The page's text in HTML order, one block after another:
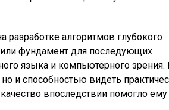
разработке алгоритмов глубокого
фундамент для последующих
языка и компьютерного зрения.
и способностью видеть
впоследствии помогло ему